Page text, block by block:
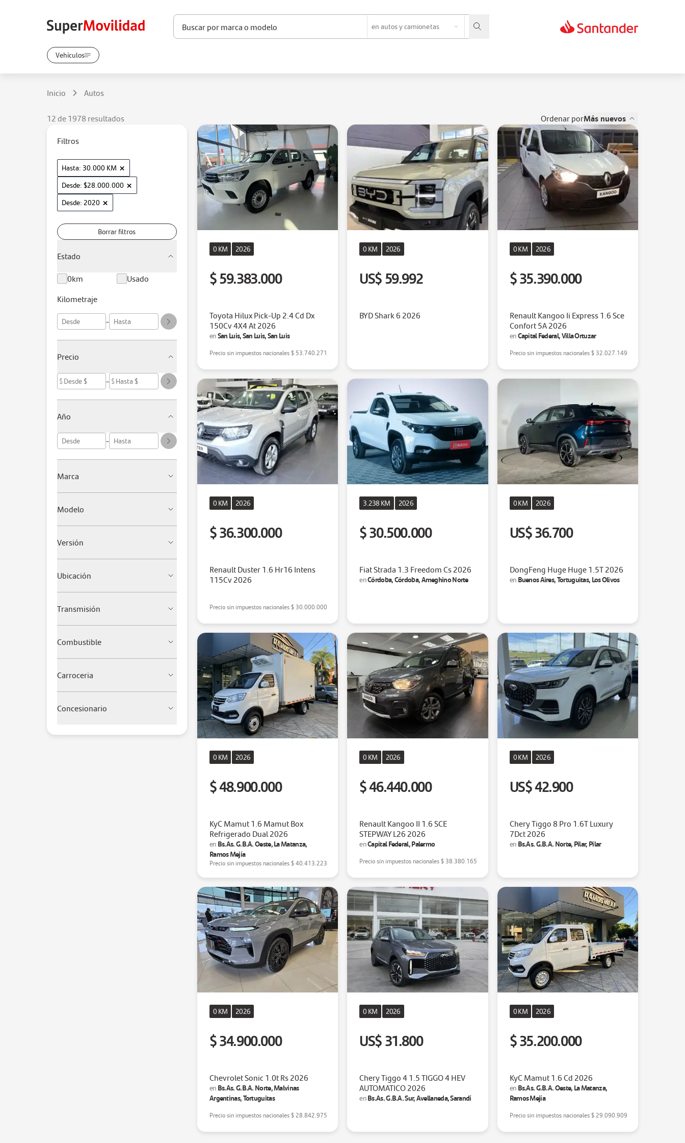
enautos y camionetas
Vehículos
Inicio Autos
12 de 1978 resultados ordenar porMás nuevos
Filtros
Hasta: 30.000 KM ×
Desde: $28.000.000 ×
Desde: 2020 ×
Borrar filtros
Estado
0km
Usado
Kilometraje
-
Precio
$ - $
Año
-
Marca
Modelo
Versión
Ubicación
Transmisión
Combustible
Carroceria
Concesionario
0 KM 2026
$ 59.383.000
Toyota Hilux Pick-Up 2.4 Cd Dx
150Cv 4X4 At 2026
enSan Luis, San Luis, San Luis
Precio sin impuestos nacionales$ 53.740.271
0 KM 2026
US$ 59.992
BYD Shark 6 2026
0 KM 2026
$ 35.390.000
Renault Kangoo Ii Express 1.6 Sce
Confort 5A 2026
enCapital Federal, Villa Ortuzar
Precio sin impuestos nacionales$ 32.027.149
0 KM 2026
$ 36.300.000
Renault Duster 1.6 Hr16 Intens
115Cv 2026
Precio sin impuestos nacionales$ 30.000.000
3.238 KM 2026
$ 30.500.000
Fiat Strada 1.3 Freedom Cs 2026
enCórdoba, Córdoba, Ameghino Norte
0 KM 2026
US$ 36.700
DongFeng Huge Huge 1.5T 2026
en Buenos Aires, Tortuguitas, Los Olivos
0 KM 2026
$ 48.900.000
KyC Mamut 1.6 Mamut Box
Refrigerado Dual 2026
en Bs.As. G.B.A. Oeste, La Matanza,
Ramos Mejía
Precio sin impuestos nacionales$ 40.413.223
0 KM 2026
$ 46.440.000
Renault Kangoo II 1.6 SCE
STEPWAY L26 2026
enCapital Federal, Palermo
Precio sin impuestos nacionales$ 38.380.165
0 KM 2026
US$ 42.900
Chery Tiggo 8 Pro 1.6T Luxury
7Dct 2026
en Bs.As. G.B.A. Norte, Pilar, Pilar
0 KM 2026
$ 34.900.000
Chevrolet Sonic 1.0t Rs 2026
en Bs.As. G.B.A. Norte, Malvinas
Argentinas, Tortuguitas
Precio sin impuestos nacionales$ 28.842.975
0 KM 2026
US$ 31.800
Chery Tiggo 4 1.5 TIGGO 4 HEV
AUTOMATICO 2026
enBs.As. G.B.A. Sur, Avellaneda, Sarandí
0 KM 2026
$ 35.200.000
KyC Mamut 1.6 Cd 2026
en Bs.As. G.B.A. Oeste, La Matanza,
Ramos Mejía
Precio sin impuestos nacionales$ 29.090.909